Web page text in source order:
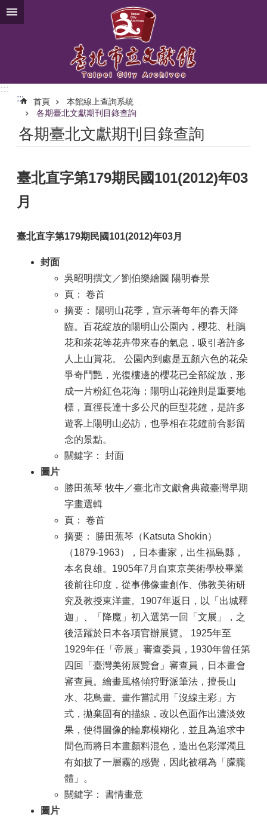
跳到主要內容區塊
:::
:::
首頁
本館線上查詢系統
各期臺北文獻期刊目錄查詢
各期臺北文獻期刊目錄查詢
臺北直字第179期民國101(2012)年03
月
臺北直字第179期民國101(2012)年03月
封面
吳昭明撰文／劉伯樂繪圖 陽明春景
頁： 卷首
摘要： 陽明山花季，宣示著每年的春天降
臨。百花綻放的陽明山公園內，櫻花、杜鵑
花和茶花等花卉帶來春的氣息，吸引著許多
人上山賞花。 公園內到處是五顏六色的花朵
爭奇鬥艷，光復樓邊的櫻花已全部綻放，形
成一片粉紅色花海；陽明山花鐘則是重要地
標，直徑長達十多公尺的巨型花鐘，是許多
遊客上陽明山必訪，也爭相在花鐘前合影留
念的景點。
關鍵字： 封面
圖片
勝田蕉琴 牧牛／臺北市文獻會典藏臺灣早期
字畫選輯
頁： 卷首
摘要： 勝田蕉琴（Katsuta Shokin）
（1879-1963），日本畫家，出生福島縣，
本名良雄。1905年7月自東京美術學校畢業
後前往印度，從事佛像畫創作、佛教美術研
究及教授東洋畫。1907年返日，以「出城釋
迦」、「降魔」初入選第一回「文展」，之
後活躍於日本各項官辦展覽。 1925年至
1929年任「帝展」審查委員，1930年曾任第
四回「臺灣美術展覽會」審查員，日本畫會
審查員。繪畫風格傾狩野派筆法，擅長山
水、花鳥畫。畫作嘗試用「沒線主彩」方
式，拋棄固有的描線，改以色面作出濃淡效
果，使得圖像的輪廓模糊化，並且為追求中
間色而將日本畫顏料混色，造出色彩渾濁且
有如披了一層霧的感覺，因此被稱為「朦朧
體」。
關鍵字： 書情畫意
圖片